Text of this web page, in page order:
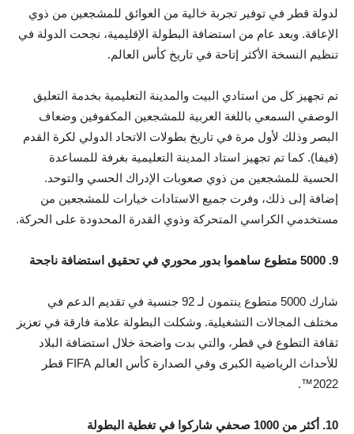
لدولة قطر في توفير تجربة خالية من العوائق للمشجعين من ذوي
الإعاقة. وبعد عام من استضافة البطولة الإقليمية، نجحت الدولة في
تنظيم النسخة الأكثر إتاحة في تاريخ كأس العالم.
تم تجهيز كل من استادي البيت والمدينة التعليمية بخدمة التعليق
الوصفي السمعي باللغة العربية للمشجعين المكفوفين وضعاف
البصر وذلك لأول مرة في تاريخ بطولات الاتحاد الدولي لكرة القدم
(فيفا). كما تم تجهيز استاد المدينة التعليمية بغرفة للمساعدة
الحسية للمشجعين من ذوي صعوبات الإدراك الحسي والتوحد.
إضافة إلى ذلك، وفرت جميع الاستادات خيارات للمشجعين من
مستخدمي الكراسي المتحركة وذوي القدرة المحدودة على الحركة.
9. 5000 متطوع ساهموا بدور محوري في تحقيق استضافة ناجحة
شارك 5000 متطوع ينتمون لـ 92 جنسية في تقديم الدعم في
مختلف المجالات التشغيلية. وشكلت البطولة علامة فارقة في تعزيز
ثقافة التطوع في قطر، والتي بدت واضحة خلال استضافة البلاد
للأحداث الرياضية الكبرى وفي الصدارة كأس العالم FIFA قطر
2022™.
10. أكثر من 1000 صحفي شاركوا في تغطية البطولة